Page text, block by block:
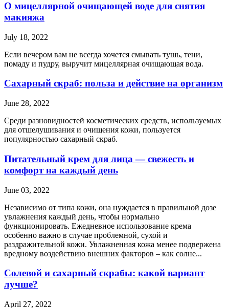
О мицеллярной очищающей воде для снятия
макияжа
July 18, 2022
Если вечером вам не всегда хочется смывать тушь, тени,
помаду и пудру, выручит мицеллярная очищающая вода.
Сахарный скраб: польза и действие на организм
June 28, 2022
Среди разновидностей косметических средств, используемых
для отшелушивания и очищения кожи, пользуется
популярностью сахарный скраб.
Питательный крем для лица — свежесть и
комфорт на каждый день
June 03, 2022
Независимо от типа кожи, она нуждается в правильной дозе
увлажнения каждый день, чтобы нормально
функционировать. Ежедневное использование крема
особенно важно в случае проблемной, сухой и
раздражительной кожи. Увлажненная кожа менее подвержена
вредному воздействию внешних факторов – как солне...
Солевой и сахарный скрабы: какой вариант
лучше?
April 27, 2022